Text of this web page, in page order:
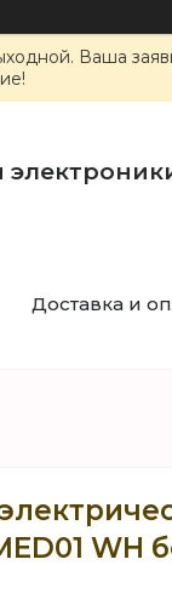
Ваша
Доставка и
WH